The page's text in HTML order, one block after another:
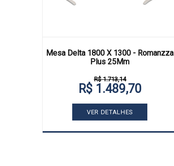
Mesa Delta 1800 X 1300 - Romanzza
Plus 25Mm
R$ 1.713,14
R$ 1.489,70
VER DETALHES